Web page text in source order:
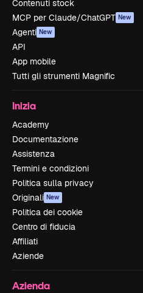
Contenuti stock
MCP per Claude/ChatGPT New
Agenti New
API
App mobile
Tutti gli strumenti Magnific
Inizia
Academy
Documentazione
Assistenza
Termini e condizioni
Politica sulla privacy
Originali New
Politica dei cookie
Centro di fiducia
Affiliati
Aziende
Azienda